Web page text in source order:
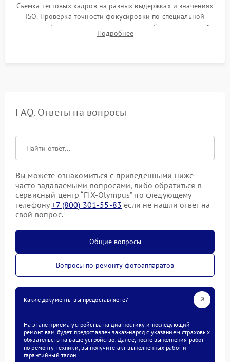
Съемка тестовых кадров на разных выдержках и значениях
ISO. Проверка точности фокусировки по специальной
мишени. Тест записи на карту памяти, работы встроенной
вспышки, микрофона и всех кнопок управления.
Подробнее
FAQ. Ответы на вопросы
Вы можете ознакомиться с приведенными ниже
часто задаваемыми вопросами, либо обратиться в
сервисный центр “FIX-Olympus” по следующему
телефону+7 (800) 301-55-83 если не нашли ответ на
свой вопрос.
Общие вопросы
Вопросы по ремонту фотоаппаратов
Какие документы вы предоставляете?
На этапе приема устройства на диагностику и последующий
ремонт вам будет предоставлен заказ-наряд с указанием страховых
обязательств на ваше устройство. Далее, после выполнения работ
по ремонту техники, вы получите акт выполненных работ и
гарантийный талон.